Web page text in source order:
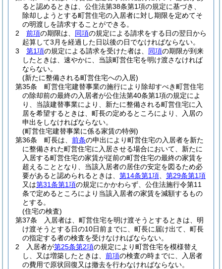
ると認めるときは、公住法第38条第1項の規定に基づき、
除却しようとする町営住宅の入居者に対し期限を定めてそ
の明渡しを請求することができる。
2
前項の期限は、 同項の規定による請求をする日の翌日から
起算して3月を経過した日以後の日でなければならない。
3
第1項の規定による請求を受けた者は、 同項の期限が到来
したときは、速やかに、当該町営住宅を明け渡さなければ
ならない。
(新たに整備される町営住宅への入居)
第35条
町営住宅建替事業の施行により除却すべき町営住宅
の除却前の最終の入居者が公住法第40条第1項の規定によ
り、当該建替事業により、新たに整備される町営住宅に入
居を希望するときは、町長の定めるところにより、入居の
申出をしなければならない。
(町営住宅建替事業に係る家賃の特例)
第36条
町長は、 前条の申出により町営住宅の入居者を新た
に整備された町営住宅に入居させる場合において、新たに
入居する町営住宅の家賃が従前の町営住宅の最終の家賃を
超えることとなり、当該入居者の居住の安定を図るため必
要があると認められるときは、 第14条第1項
第29条第1項
又は第31条第1項の規定にかかわらず、公住法施行令第11
条で定めるところにより当該入居者の家賃を減額するもの
とする。
(住宅の検査)
第37条
入居者は、町営住宅を明け渡そうとするときは、明
け渡そうとする日の10日前までに、町長に届け出て、町長
の指定する者の検査を受けなければならない。
2
入居者が第25条第2項の規定により町営住宅を模様替え
し、又は増築したときは、 前項の検査の時までに、入居者
の費用で原状回復又は撤去を行わなければならない。